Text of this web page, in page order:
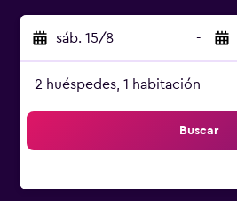
sáb. 15/8 -
2 huéspedes, 1 habitación
Buscar